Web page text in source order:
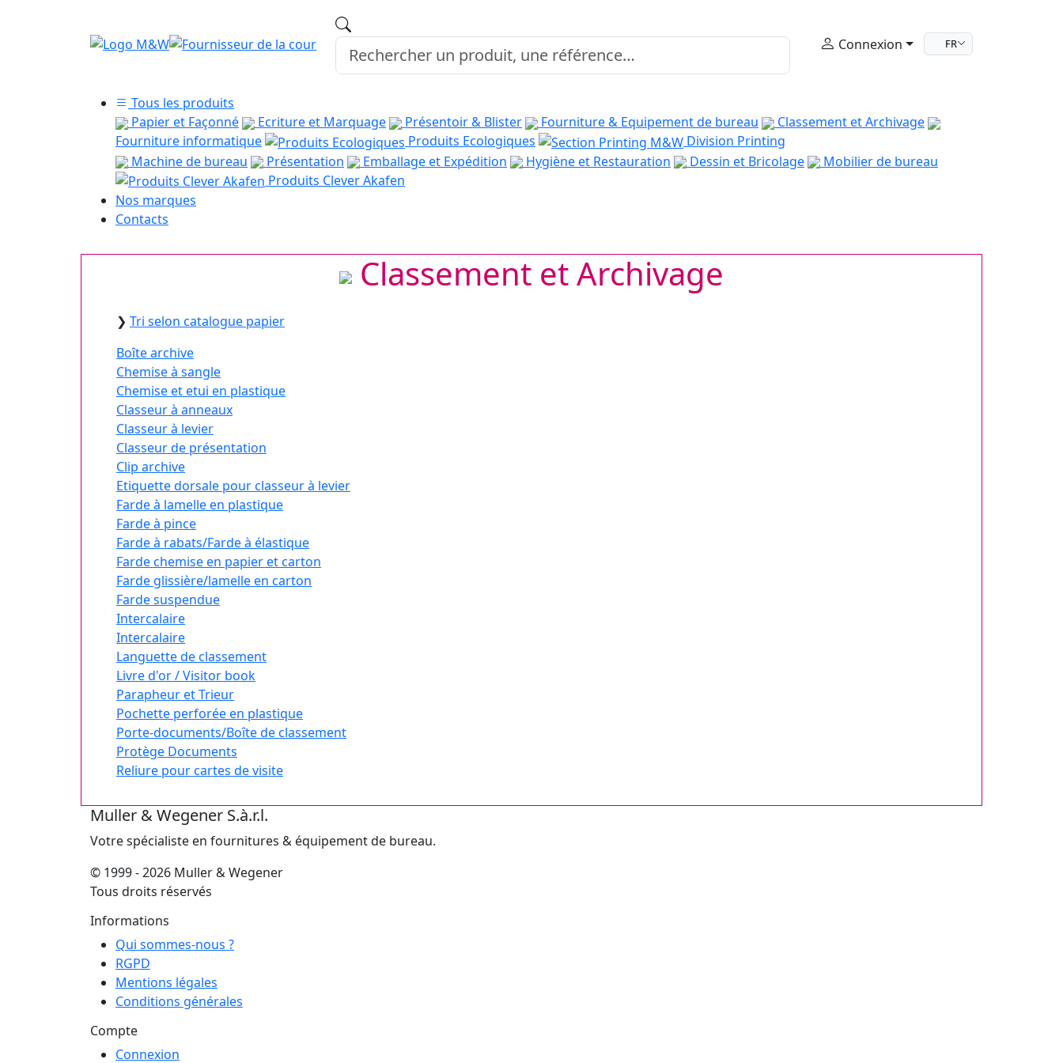
Connexion FR
Tous les produits
Papier et Façonné
Ecriture et Marquage Présentoir & Blister Fourniture & Equipement de bureau
Classement et Archivage
Fourniture informatique
Produits Ecologiques
Division Printing
Machine de bureau
Présentation Emballage et Expédition Hygiène et Restauration Dessin et Bricolage
Mobilier de bureau
Produits Clever Akafen
Nos marques
Contacts
Classement et Archivage
❯ Tri selon catalogue papier
Boîte archive
Chemise à sangle
Chemise et etui en plastique
Classeur à anneaux
Classeur à levier
Classeur de présentation
Clip archive
Etiquette dorsale pour classeur à levier
Farde à lamelle en plastique
Farde à pince
Farde à rabats/Farde à élastique
Farde chemise en papier et carton
Farde glissière/lamelle en carton
Farde suspendue
Intercalaire
Intercalaire
Languette de classement
Livre d'or / Visitor book
Parapheur et Trieur
Pochette perforée en plastique
Porte-documents/Boîte de classement
Protège Documents
Reliure pour cartes de visite
Muller & Wegener S.à.r.l.
Votre spécialiste en fournitures & équipement de bureau.
© 1999 - 2026 Muller & Wegener
Tous droits réservés
Informations
Qui sommes-nous ?
RGPD
Mentions légales
Conditions générales
Compte
Connexion